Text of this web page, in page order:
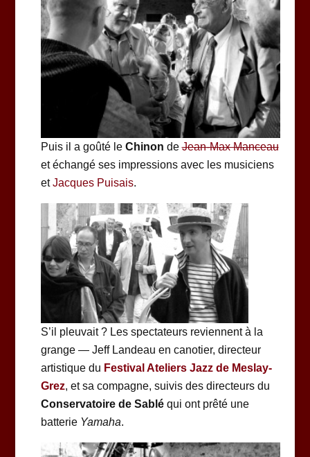
Puis il a goûté le Chinon deJean-Max Manceau
et échangé ses impressions avec les musiciens
etJacques Puisais.
S’il pleuvait ? Les spectateurs reviennent à la
grange — Jeff Landeau en canotier, directeur
artistique du Festival Ateliers Jazz de Meslay-
Grez, et sa compagne, suivis des directeurs du
Conservatoire de Sabléqui ont prêté une
batterie Yamaha.